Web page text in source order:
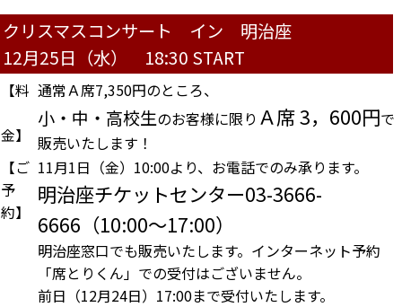
クリスマスコンサート イン 明治座
12月25日（水） 18:30 START
【料
金】
通常Ａ席7,350円のところ、
小・中・高校生のお客様に限り Ａ席 3，600円で
販売いたします！
【ご
予
約】
11月1日（金）10:00より、お電話でのみ承ります。
明治座チケットセンター03-3666-
6666（10:00～17:00）
明治座窓口でも販売いたします。インターネット予約
「席とりくん」での受付はございません。
前日（12月24日）17:00まで受付いたします。